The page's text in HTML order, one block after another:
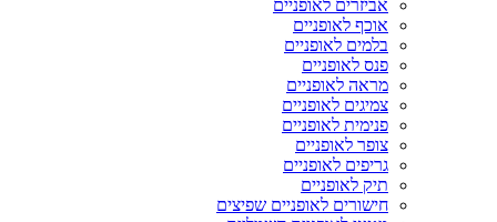
אביזרים לאופניים
אוכף לאופניים
בלמים לאופניים
פנס לאופניים
מראה לאופניים
צמיגים לאופניים
פנימית לאופניים
צופר לאופניים
גריפים לאופניים
תיק לאופניים
חישורים לאופניים שפיצים